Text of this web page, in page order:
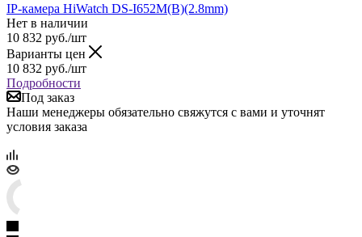
IP-камера HiWatch DS-I652M(B)(2.8mm)
Нет в наличии
10 832 руб./шт
Варианты цен
10 832 руб./шт
Подробности
Под заказ
Наши менеджеры обязательно свяжутся с вами и уточнят
условия заказа